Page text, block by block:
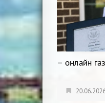
– онлайн